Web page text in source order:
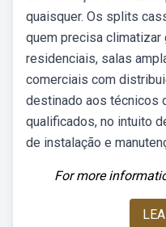
quaisquer. Os splits
quem precisa climatizar
residenciais, salas
comerciais com
destinado aos técnicos
qualificados, no intuito
de instalação e
For more